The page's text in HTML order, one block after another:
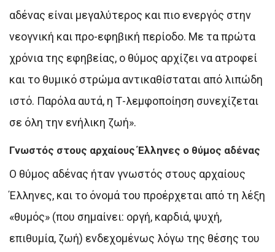
αδένας είναι μεγαλύτερος και πιο ενεργός στην
νεογνική και προ-εφηβική περίοδο. Με τα πρώτα
χρόνια της εφηβείας, ο θύμος αρχίζει να ατροφεί
και το θυμικό στρώμα αντικαθίσταται από λιπώδη
ιστό. Παρόλα αυτά, η Τ-λεμφοποίηση συνεχίζεται
σε όλη την ενήλικη ζωή».
Γνωστός στους αρχαίους Έλληνες ο θύμος αδένας
Ο θύμος αδένας ήταν γνωστός στους αρχαίους
Έλληνες, και το όνομά του προέρχεται από τη λέξη
«θυμός» (που σημαίνει: οργή, καρδιά, ψυχή,
επιθυμία, ζωή) ενδεχομένως λόγω της θέσης του